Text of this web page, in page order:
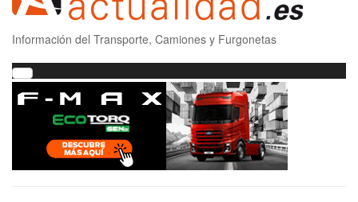
Información del Transporte, Camiones y Furgonetas